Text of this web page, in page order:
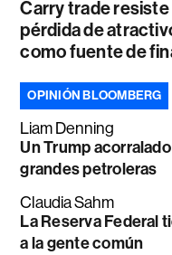
Carry trade resiste
pérdida de
como fuente de
OPINIÓN BLOOMBERG
Liam Denning
Un Trump
grandes petroleras
Claudia Sahm
La Reserva Federal
a la gente común